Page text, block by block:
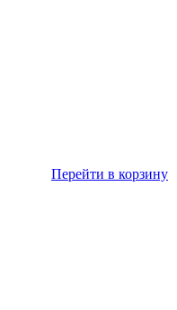
Перейти в корзину